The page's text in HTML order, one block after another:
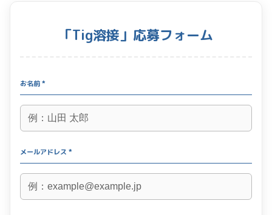
「Tig溶接」応募フォーム
お名前 *
メールアドレス *